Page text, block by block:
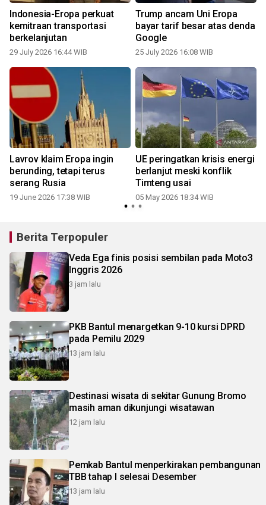
Indonesia-Eropa perkuat
kemitraan transportasi
berkelanjutan
29 July 2026 16:44 WIB
Trump ancam Uni Eropa
bayar tarif besar atas denda
Google
25 July 2026 16:08 WIB
Lavrov klaim Eropa ingin
berunding, tetapi terus
serang Rusia
19 June 2026 17:38 WIB
UE peringatkan krisis energi
berlanjut meski konflik
Timteng usai
05 May 2026 18:34 WIB
Berita Terpopuler
Veda Ega finis posisi sembilan pada Moto3
Inggris 2026
3 jam lalu
PKB Bantul menargetkan 9-10 kursi DPRD
pada Pemilu 2029
13 jam lalu
Destinasi wisata di sekitar Gunung Bromo
masih aman dikunjungi wisatawan
12 jam lalu
Pemkab Bantul menperkirakan pembangunan
TBB tahap I selesai Desember
13 jam lalu